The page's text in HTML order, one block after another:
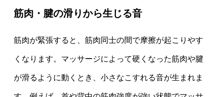
筋肉・腱の滑りから生じる音
筋肉が緊張すると、筋肉同士の間で摩擦が起こりやす
くなります。マッサージによって硬くなった筋肉や腱
が滑るように動くとき、小さなこすれる音が生まれま